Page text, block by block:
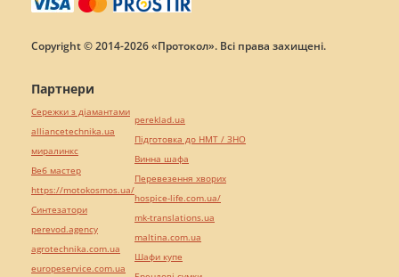
Copyright © 2014-2026 «Протокол». Всі права захищені.
Партнери
Сережки з діамантами
alliancetechnika.ua
миралинкс
Веб мастер
https://motokosmos.ua/
Синтезатори
perevod.agency
agrotechnika.com.ua
europeservice.com.ua
pereklad.ua
Підготовка до НМТ / ЗНО
Винна шафа
Перевезення хворих
hospice-life.com.ua/
mk-translations.ua
maltina.com.ua
Шафи купе